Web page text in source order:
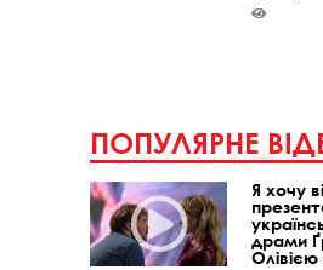
ПОПУЛЯРНЕ
Я хочу
драми